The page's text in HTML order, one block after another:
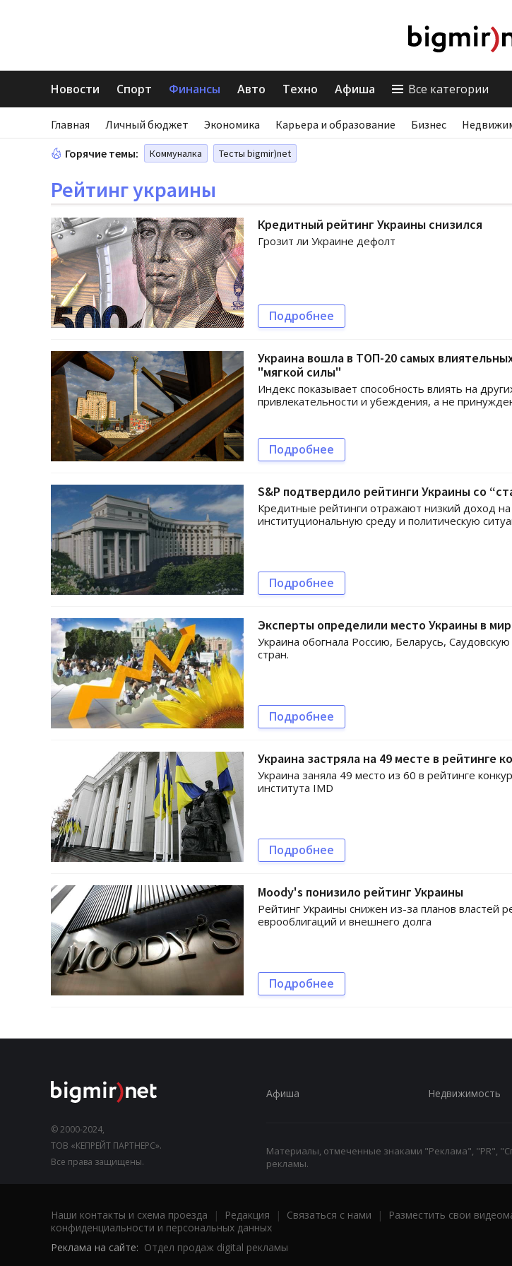
Новости Спорт Финансы Авто Техно Афиша Все категории
Главная Личный бюджет Экономика Карьера и образование Бизнес
Горячие темы: Коммуналка Тесты bigmir)net
Рейтинг украины
Кредитный рейтинг Украины снизился
Грозит ли Украине дефолт
Подробнее
Украина вошла в ТОП-20 самых
"мягкой силы"
Индекс показывает способность влиять на
привлекательности и убеждения, а не
Подробнее
S&P подтвердило рейтинги Украины со
Кредитные рейтинги отражают низкий доход
институциональную среду и политическую
Подробнее
Эксперты определили место Украины в
Украина обогнала Россию, Беларусь,
стран.
Подробнее
Украина застряла на 49 месте в рейтинге
Украина заняла 49 место из 60 в рейтинге
института IMD
Подробнее
Moody's понизило рейтинг Украины
Рейтинг Украины снижен из-за планов властей
еврооблигаций и внешнего долга
Подробнее
© 2000-2024,
ТОВ «КЕПРЕЙТ ПАРТНЕРС».
Все права защищены.
Афиша Недвижимость
Материалы, отмеченные знаками "Реклама", "PR",
рекламы.
Наши контакты и схема проезда | Редакция | Связаться с нами | Разместить свои
конфиденциальности и персональных данных
Реклама на сайте: Отдел продаж digital рекламы